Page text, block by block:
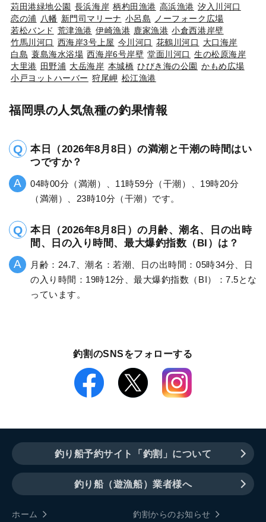
苅田港緑地公園 長浜海岸 柄杓田漁港 高浜漁港 汐入川河口
恋の浦
八幡 新門司マリーナ 小呂島
ノーフォーク広場
若松バンド 荒津漁港 伊崎漁港 鹿家漁港 小倉西港岸壁
竹馬川河口 西海岸3号上屋 今川河口 花鶴川河口
大口海岸
白島 蓑島海水浴場 西海岸6号岸壁 堂面川河口 生の松原海岸
大里港 田野浦 大岳海岸 本城橋 ひびき海の公園 かもめ広場
小戸ヨットハーバー 狩尾岬 松江漁港
福岡県の人気魚種の釣果情報
本日（2026年8月8日）の満潮と干潮の時間はい
つですか？
04時00分（満潮）、11時59分（干潮）、19時20分
（満潮）、23時10分（干潮）です。
本日（2026年8月8日）の月齢、潮名、日の出時
間、日の入り時間、最大爆釣指数（BI）は？
月齢：24.7、潮名：若潮、日の出時間：05時34分、日
の入り時間：19時12分、最大爆釣指数（BI）：7.5とな
っています。
釣割のSNSをフォローする
釣り船予約サイト「釣割」について
釣り船（遊漁船）業者様へ
ホーム
釣割からのお知らせ